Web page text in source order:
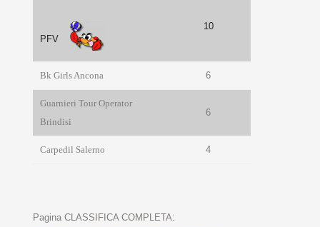
PFV
10
Bk Girls Ancona 6
Guarnieri Tour Operator
Brindisi
6
Carpedil Salerno 4
Pagina CLASSIFICA COMPLETA: